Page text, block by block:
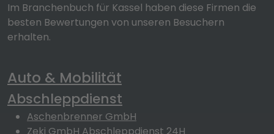
Im Branchenbuch für Kassel haben diese Firmen die
besten Bewertungen von unseren Besuchern
erhalten.
Auto & Mobilität
Abschleppdienst
Aschenbrenner GmbH